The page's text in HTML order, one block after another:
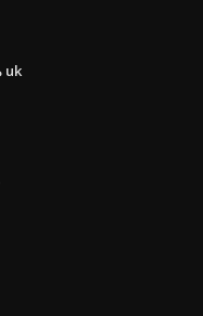
مواقع المزادات على الإنترنت مثل موقع ئي باي uk